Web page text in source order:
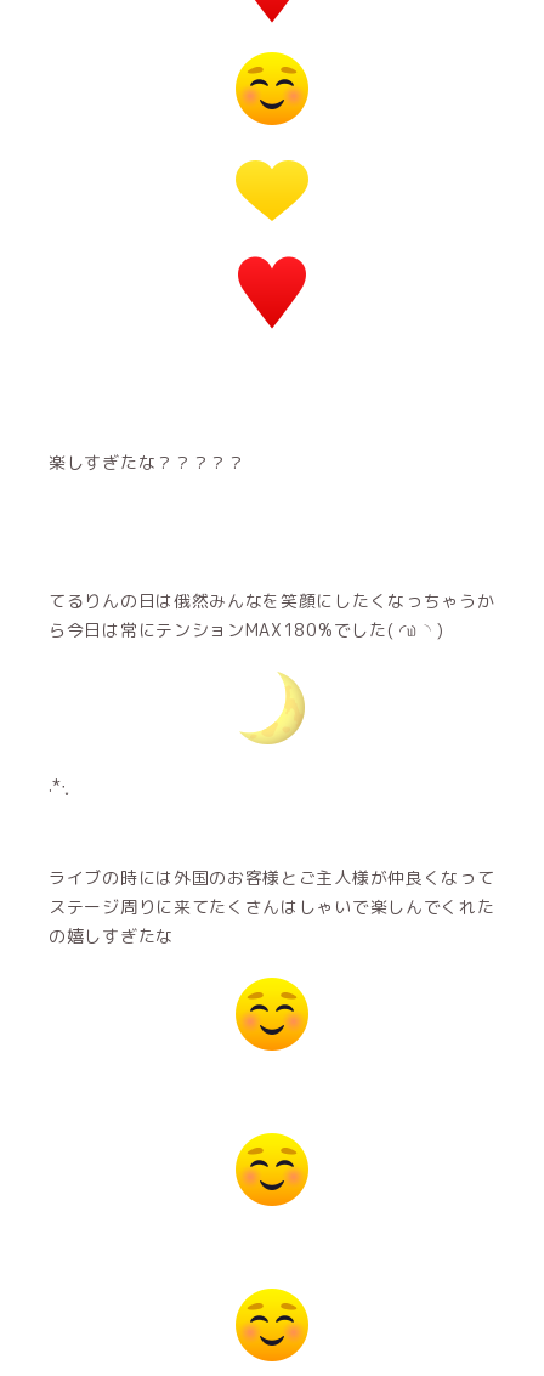
楽しすぎたな？？？？？
てるりんの日は俄然みんなを笑顔にしたくなっちゃうか
ら今日は常にテンションMAX180%でした( ◜௰◝ )
.*·̩͙
ライブの時には外国のお客様とご主人様が仲良くなって
ステージ周りに来てたくさんはしゃいで楽しんでくれた
の嬉しすぎたな